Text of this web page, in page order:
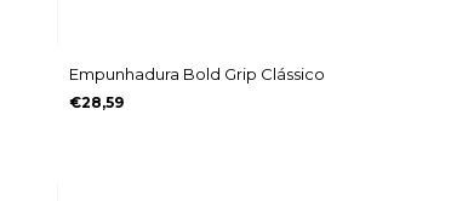
Empunhadura Bold Grip Clássico
€28,59